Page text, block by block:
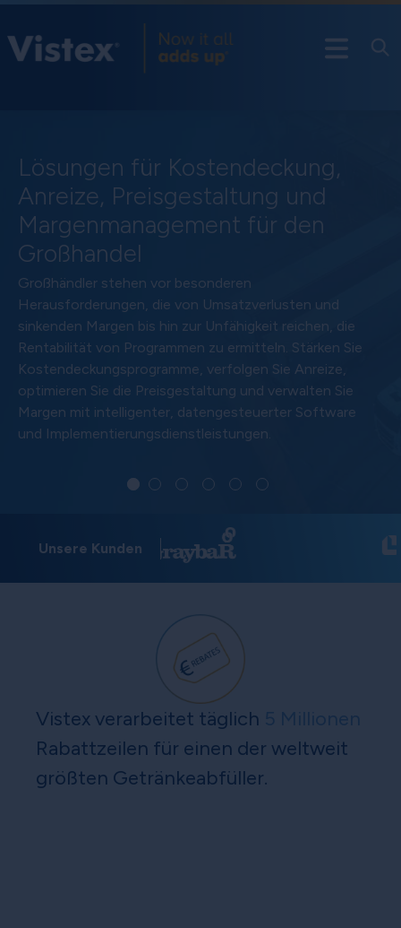
Lösungen für Kostendeckung,
Anreize, Preisgestaltung und
Margenmanagement für den
Großhandel
Großhändler stehen vor besonderen
Herausforderungen, die von Umsatzverlusten und
sinkenden Margen bis hin zur Unfähigkeit reichen, die
Rentabilität von Programmen zu ermitteln. Stärken Sie
Kostendeckungsprogramme, verfolgen Sie Anreize,
optimieren Sie die Preisgestaltung und verwalten Sie
Margen mit intelligenter, datengesteuerter Software
und Implementierungsdienstleistungen.
Unsere Kunden
Vistex verarbeitet täglich
Rabattzeilen für einen der weltweit
größten Getränkeabfüller.